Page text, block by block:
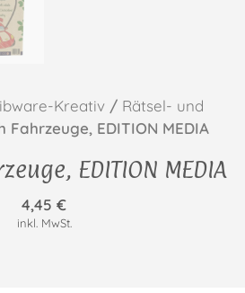
Kreativ / Rätsel- und
Fahrzeuge, EDITION MEDIA
EDITION MEDIA
4,45 €
inkl. MwSt.